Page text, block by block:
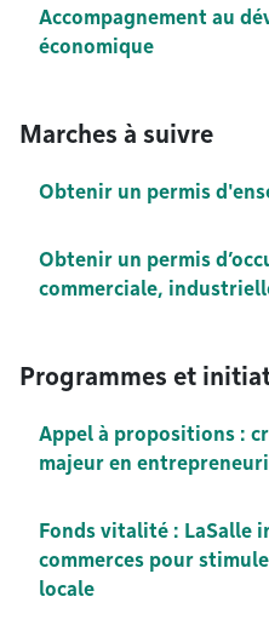
Accompagnement au
économique
Marches à suivre
Obtenir un permis
Obtenir un permis
commerciale,
Programmes et
Appel à propositions :
majeur en
Fonds vitalité : LaSalle
commerces pour
locale